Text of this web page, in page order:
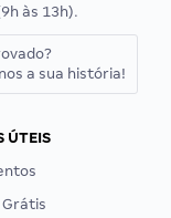
às 13h).
a sua história!
ÚTEIS